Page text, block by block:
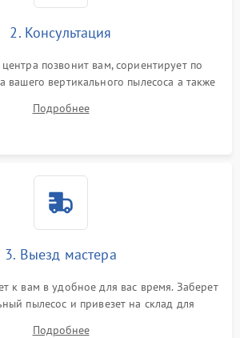
2. Консультация
позвонит вам, сориентирует по
вашего вертикального пылесоса а также
Подробнее
3. Выезд мастера
к вам в удобное для вас время. Заберет
пылесос и привезет на склад для
Подробнее